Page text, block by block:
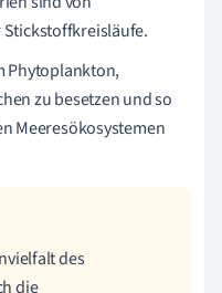
Phytoplankton,
zu besetzen und so
Meeresökosystemen
des
die